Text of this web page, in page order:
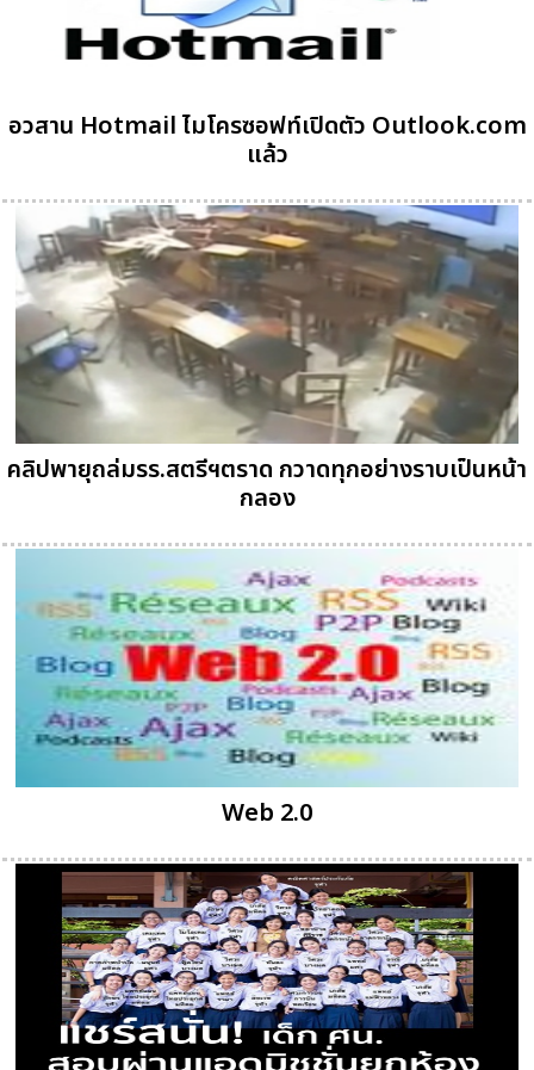
อวสาน Hotmail ไมโครซอฟท์เปิดตัว Outlook.com
แล้ว
คลิปพายุถล่มรร.สตรีฯตราด กวาดทุกอย่างราบเป็นหน้า
กลอง
Web 2.0